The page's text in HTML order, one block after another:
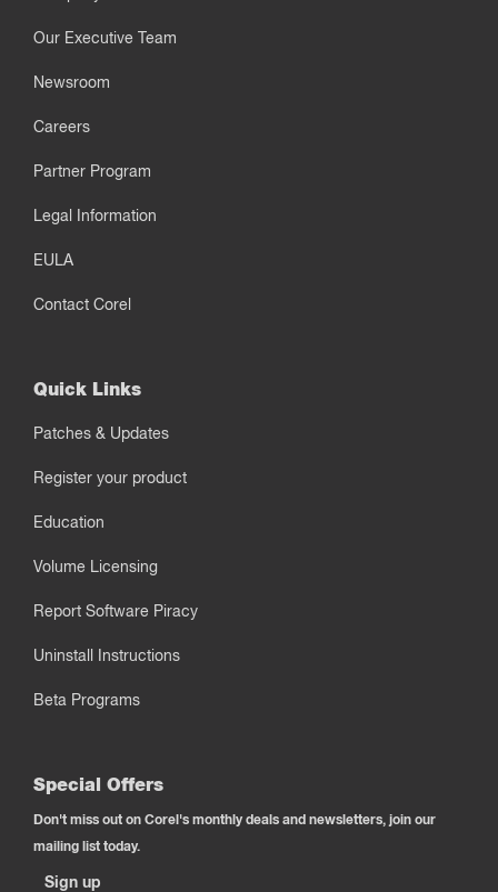
Our Executive Team
Newsroom
Careers
Partner Program
Legal Information
EULA
Contact Corel
Quick Links
Patches & Updates
Register your product
Education
Volume Licensing
Report Software Piracy
Uninstall Instructions
Beta Programs
Special Offers
Don't miss out on Corel's monthly deals and newsletters, join our
mailing list today.
Sign up